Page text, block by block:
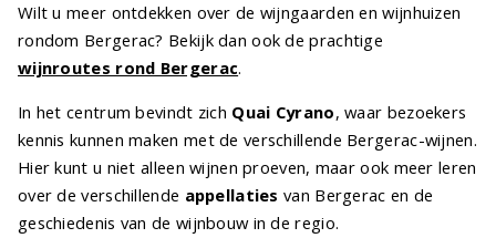
Wilt u meer ontdekken over de wijngaarden en wijnhuizen
rondom Bergerac? Bekijk dan ook de prachtige
wijnroutes rond Bergerac.
In het centrum bevindt zich Quai Cyrano, waar bezoekers
kennis kunnen maken met de verschillende Bergerac-wijnen.
Hier kunt u niet alleen wijnen proeven, maar ook meer leren
over de verschillende appellaties van Bergerac en de
geschiedenis van de wijnbouw in de regio.